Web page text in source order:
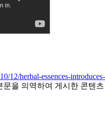
12/herbal-essences-
을 의역하여 게시한 콘텐